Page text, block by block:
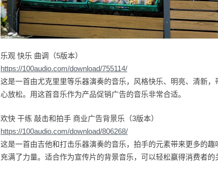
乐观 快乐 曲调（5版本）
https://100audio.com/download/755114/
这是一首由尤克里里等乐器演奏的音乐，风格快乐、明亮、清新
心放松。用这首音乐作为产品促销广告的音乐非常合适。
欢快 干练 敲击和拍手 商业广告背景乐（3版本）
https://100audio.com/download/806268/
这是一首由吉他和打击乐器演奏的音乐，拍手的元素带来更多的
充满了力量。适合作为宣传片的背景音乐，可以轻松赢得消费者的